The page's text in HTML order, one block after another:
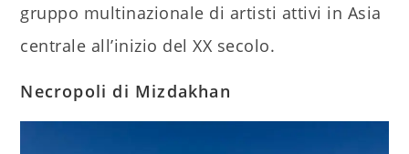
gruppo multinazionale di artisti attivi in ​​Asia
centrale all’inizio del XX secolo.
Necropoli di Mizdakhan